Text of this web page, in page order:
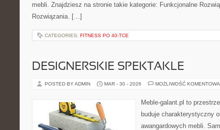
mebli. Znajdziesz na stronie takie kategorie: Funkcjonalne
Rozwiązania. […]
CATEGORIES: FITNESS PO 40-TCE
DESIGNERSKIE SPEKTAKLE
POSTED BY ADMIN MAR - 30 - 2026 MOŻLIWOŚĆ
Meble-galant.pl to
buduje charakterystyczny
awangardowych mebli.